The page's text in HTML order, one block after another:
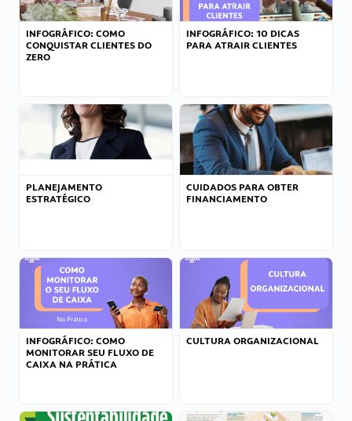
INFOGRÁFICO: COMO
CONQUISTAR CLIENTES DO
ZERO
INFOGRÁFICO: 10 DICAS
PARA ATRAIR CLIENTES
PLANEJAMENTO
ESTRATÉGICO
CUIDADOS PARA OBTER
FINANCIAMENTO
INFOGRÁFICO: COMO
MONITORAR SEU FLUXO DE
CAIXA NA PRÁTICA
CULTURA ORGANIZACIONAL